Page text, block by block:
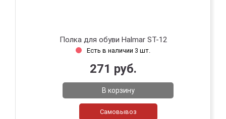
Полка для обуви Halmar ST-12
Есть в наличии 3 шт.
271 руб.
В корзину
Самовывоз